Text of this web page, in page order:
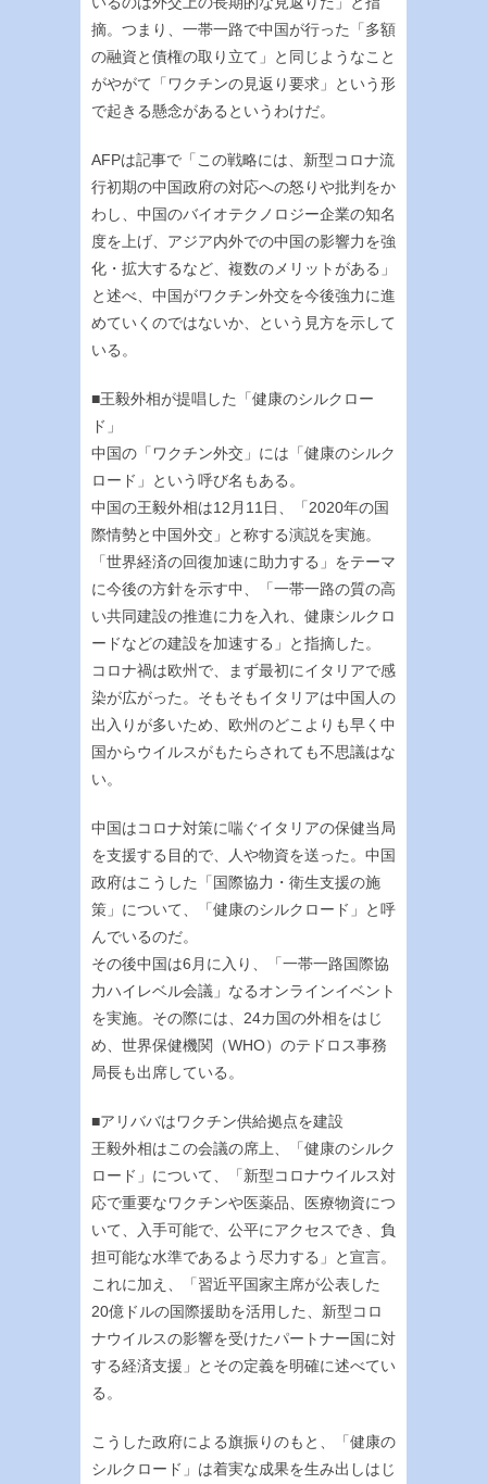
摘。つまり、一帯一路で中国が行った「多額
の融資と債権の取り立て」と同じようなこと
がやがて「ワクチンの見返り要求」という形
で起きる懸念があるというわけだ。
AFPは記事で「この戦略には、新型コロナ流
行初期の中国政府の対応への怒りや批判をか
わし、中国のバイオテクノロジー企業の知名
度を上げ、アジア内外での中国の影響力を強
化・拡大するなど、複数のメリットがある」
と述べ、中国がワクチン外交を今後強力に進
めていくのではないか、という見方を示して
いる。
■王毅外相が提唱した「健康のシルクロー
ド」
中国の「ワクチン外交」には「健康のシルク
ロード」という呼び名もある。
中国の王毅外相は12月11日、「2020年の国
際情勢と中国外交」と称する演説を実施。
「世界経済の回復加速に助力する」をテーマ
に今後の方針を示す中、「一帯一路の質の高
い共同建設の推進に力を入れ、健康シルクロ
ードなどの建設を加速する」と指摘した。
コロナ禍は欧州で、まず最初にイタリアで感
染が広がった。そもそもイタリアは中国人の
出入りが多いため、欧州のどこよりも早く中
国からウイルスがもたらされても不思議はな
い。
中国はコロナ対策に喘ぐイタリアの保健当局
を支援する目的で、人や物資を送った。中国
政府はこうした「国際協力・衛生支援の施
策」について、「健康のシルクロード」と呼
んでいるのだ。
その後中国は6月に入り、「一帯一路国際協
力ハイレベル会議」なるオンラインイベント
を実施。その際には、24カ国の外相をはじ
め、世界保健機関（WHO）のテドロス事務
局長も出席している。
■アリババはワクチン供給拠点を建設
王毅外相はこの会議の席上、「健康のシルク
ロード」について、「新型コロナウイルス対
応で重要なワクチンや医薬品、医療物資につ
いて、入手可能で、公平にアクセスでき、負
担可能な水準であるよう尽力する」と宣言。
これに加え、「習近平国家主席が公表した
20億ドルの国際援助を活用した、新型コロ
ナウイルスの影響を受けたパートナー国に対
する経済支援」とその定義を明確に述べてい
る。
こうした政府による旗振りのもと、「健康の
シルクロード」は着実な成果を生み出しはじ